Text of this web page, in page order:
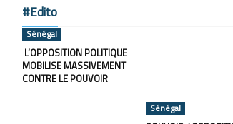
#Edito
Sénégal
L’OPPOSITION POLITIQUE
MOBILISE MASSIVEMENT
CONTRE LE POUVOIR
Sénégal